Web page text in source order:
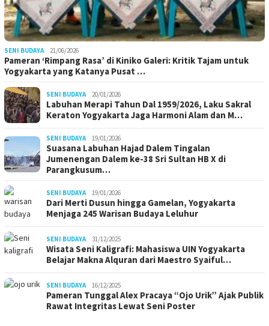
SENI BUDAYA 21/06/2026
Pameran ‘Rimpang Rasa’ di Kiniko Galeri: Kritik Tajam untuk
Yogyakarta yang Katanya Pusat …
SENI BUDAYA 20/01/2026
Labuhan Merapi Tahun Dal 1959/2026, Laku Sakral
Keraton Yogyakarta Jaga Harmoni Alam dan M…
SENI BUDAYA 19/01/2026
Suasana Labuhan Hajad Dalem Tingalan
Jumenengan Dalem ke-38 Sri Sultan HB X di
Parangkusum…
SENI BUDAYA 19/01/2026
Dari Merti Dusun hingga Gamelan, Yogyakarta
Menjaga 245 Warisan Budaya Leluhur
SENI BUDAYA 31/12/2025
Wisata Seni Kaligrafi: Mahasiswa UIN Yogyakarta
Belajar Makna Alquran dari Maestro Syaiful…
SENI BUDAYA 16/12/2025
Pameran Tunggal Alex Pracaya “Ojo Urik” Ajak Publik
Rawat Integritas Lewat Seni Poster